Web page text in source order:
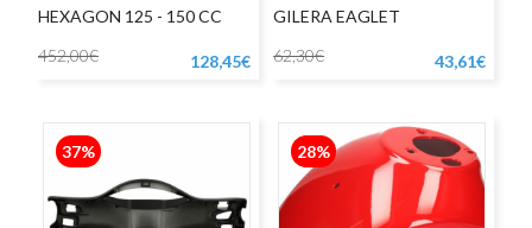
HEXAGON 125 - 150 CC
452,00€
128,45€
GILERA EAGLET
62,30€
43,61€
37% 28%